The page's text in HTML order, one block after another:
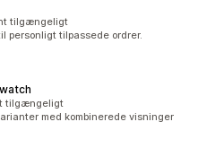
tilgængeligt
personligt tilpassede ordrer.
tilgængeligt
med kombinerede visninger